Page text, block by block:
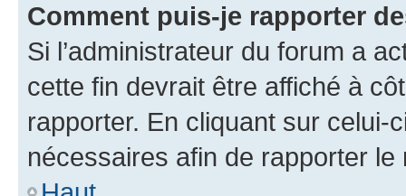
Comment puis-je rapporter
Si l’administrateur du forum a
cette fin devrait être affiché à
rapporter. En cliquant sur
nécessaires afin de rapporter le